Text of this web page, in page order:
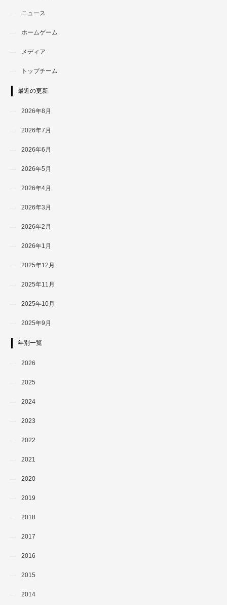
ニュース
ホームゲーム
メディア
トップチーム
最近の更新
2026年8月
2026年7月
2026年6月
2026年5月
2026年4月
2026年3月
2026年2月
2026年1月
2025年12月
2025年11月
2025年10月
2025年9月
年別一覧
2026
2025
2024
2023
2022
2021
2020
2019
2018
2017
2016
2015
2014